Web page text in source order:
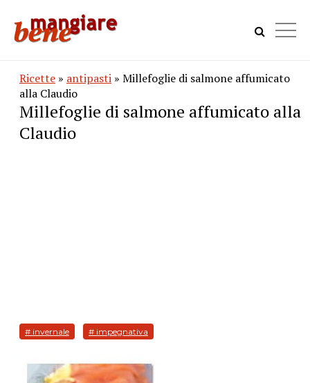
Ricette » antipasti » Millefoglie di salmone affumicato
alla Claudio
Millefoglie di salmone affumicato alla
Claudio
# invernale # impegnativa